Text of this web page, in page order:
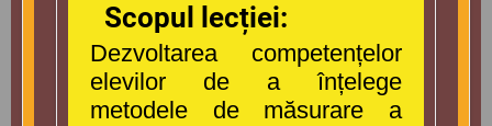
Scopul lecției:
Dezvoltarea competențelor
elevilor de a înțelege
metodele de măsurare a